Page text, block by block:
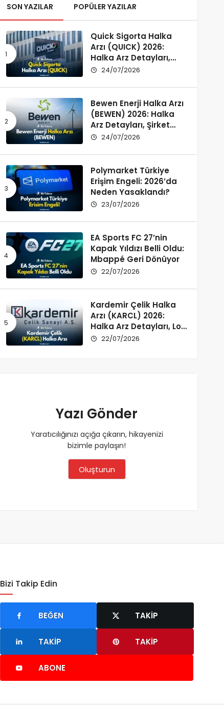
SON YAZILAR POPÜLER YAZILAR
Quick Sigorta Halka
Arzı (QUICK) 2026:
Halka Arz Detayları,
Şirket Profili ve
24/07/2026
Bewen Enerji Halka Arzı
(BEWEN) 2026: Halka
Arz Detayları, Şirket
Profili ve Fon Kullanımı
24/07/2026
Polymarket Türkiye
Erişim Engeli: 2026’da
Neden Yasaklandı?
23/07/2026
EA Sports FC 27’nin
Kapak Yıldızı Belli Oldu:
Mbappé Geri Dönüyor
22/07/2026
Kardemir Çelik Halka
Arzı (KARCL) 2026:
Halka Arz Detayları, Lot
Dağılımı ve Şirket Profili
22/07/2026
Yazı Gönder
Yaratıcılığınızı açığa çıkarın, hikayenizi
bizimle paylaşın!
Oluşturun
Bizi Takip Edin
BEĞEN TAKIP
TAKIP TAKIP
ABONE